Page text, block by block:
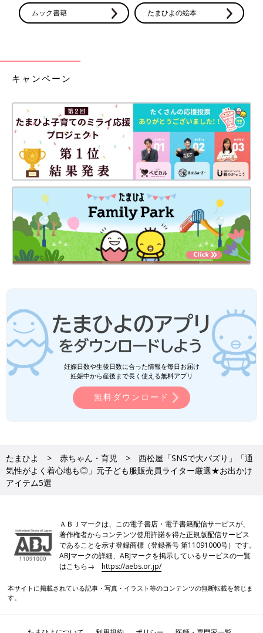
出典：Instagramアカウント「n.maru12」
こちらはn.maru12さんが一目ぼれしたという、ドット柄トップ
ス。やわらかく伸縮性のあるテレコ素材で、「肩の大きなフリル
がかわいい！」とSNSでも大人気♪ フリルの下はノースリーブに
なっており、半袖の肌着を着ると見えてしまうので、キャミソー
ル肌着を選ぶと安心です◎。この投稿のようにショートパンツを
合わせたコーデのほか、チュールスカートやサロペットと合わせ
負けのおしゃれデザイン」元子ども服販
売員ライター厳選★春のお出かけアイテ
今回ご紹介するのは、しまむらでゲットできる
イントやおすすめコーデもお伝えしているの
で、ぜひチェックしてくださいね♪
3COINS「新作が最高」「ママの救世
主」話題のベビー・キッズ雑貨4選
おしゃれで機能的な商品が手頃な価格でゲット
できることから、SNSでも注目されている
かから、話題のベビー・キッズ雑貨をご紹介し
くさん♪
ムック書籍 たまひよの絵本
キャンペーン
妊娠日数や生後日数に合った情報を毎日お届け
妊娠中から産後まで長く使える無料アプリ
無料ダウンロード
たまひよ 赤ちゃん・育児
西松屋「SNSで大バズり」「通
気性がよく着心地も◎」元子ども服販売員ライター厳選★お出かけ
アイテム5選
ＡＢＪマークは、この電子書店・電子書籍配信サービスが、
著作権者からコンテンツ使用許諾を得た正規版配信サービス
であることを示す登録商標（登録番号 第11091000号）です。
ABJマークの詳細、ABJマークを掲示しているサービスの一覧
はこちら→https://aebs.or.jp/
本サイトに掲載されている記事・写真・イラスト等のコンテンツの無断転載を禁じま
す。